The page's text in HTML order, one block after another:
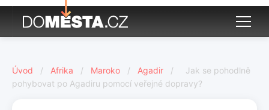
Úvod / Afrika / Maroko / Agadir /
Jak se pohodlně
pohybovat po Agadiru pomocí veřejné dopravy?